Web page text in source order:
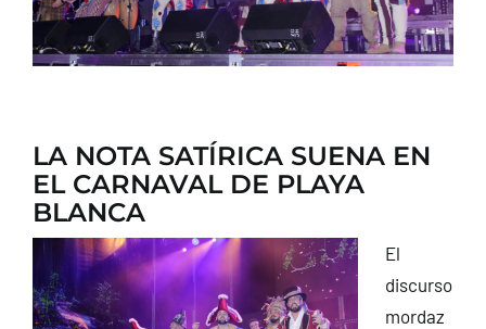
LA NOTA SATÍRICA SUENA EN
EL CARNAVAL DE PLAYA
BLANCA
El
discurso
mordaz